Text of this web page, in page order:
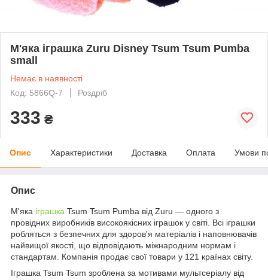
М'яка іграшка Zuru Disney Tsum Tsum Pumba
small
Немає в наявності
Код: 5866Q-7
Роздріб
333 ₴
Опис Характеристики Доставка Оплата Умови
Опис
М'яка іграшка Tsum Tsum Pumba від Zuru — одного з
провідних виробників високоякісних іграшок у світі. Всі іграшки
робляться з безпечних для здоров'я матеріалів і наповнювачів
найвищої якості, що відповідають міжнародним нормам і
стандартам. Компанія продає свої товари у 121 країнах світу.
Іграшка Tsum Tsum зроблена за мотивами мультсеріалу від